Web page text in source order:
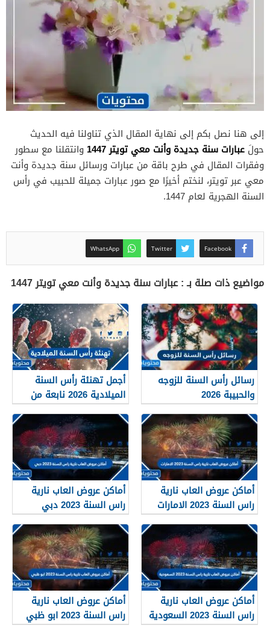
إلى هنا نصل بكم إلى نهاية المقال الذي تناولنا فيه الحديث
حولَ عبارات سنة جديدة وأنت معي تويتر 1447
وانتقلنا مع سطور
وفقرات المقال في طرح باقة من عبارات ورسائل سنة جديدة وأنت
معي عبر تويتر، لنختم أخيرًا مع صور عبارات جميلة للحبيب في رأس
السنة الهجرية لعام 1447.
Facebook
Twitter
WhatsApp
مواضيع ذات صلة بـ : عبارات سنة جديدة وأنت معي تويتر 1447
رسائل رأس السنة للزوجه
والحبيبة 2026
أجمل تهنئة رأس السنة
الميلادية 2026 نابعة من
القلب
أماكن عروض العاب نارية
راس السنة 2023 الامارات
أماكن عروض العاب نارية
راس السنة 2023 دبي
أماكن عروض العاب نارية
راس السنة 2023 السعودية
أماكن عروض العاب نارية
راس السنة 2023 ابو ظبي